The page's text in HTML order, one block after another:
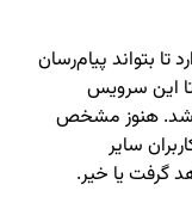
اختیار دارد تا بتواند پیام‌رسان
این سرویس
باشد. هنوز مشخص
سایر
گرفت یا خیر.